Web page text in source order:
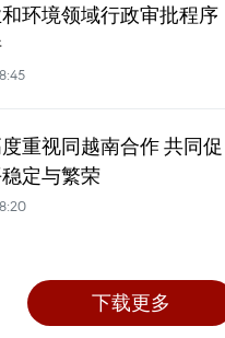
环境领域行政审批程序
重视同越南合作 共同促
定与繁荣
下载更多